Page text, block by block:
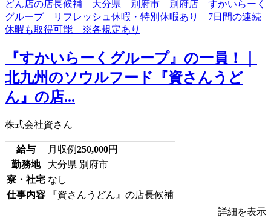
『すかいらーくグループ』の一員！｜
北九州のソウルフード『資さんうど
ん』の店...
株式会社資さん
給与 月収例250,000円
勤務地
大分県 別府市
寮・社宅 なし
仕事内容
『資さんうどん』の店長候補
詳細を表示